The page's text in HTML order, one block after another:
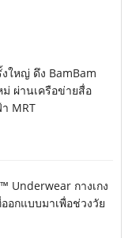
ใหญ่ ดึง BamBam
ผ่านเครือข่ายสื่อ
MRT
Underwear กางเกง
อกแบบมาเพื่อช่วงวัย